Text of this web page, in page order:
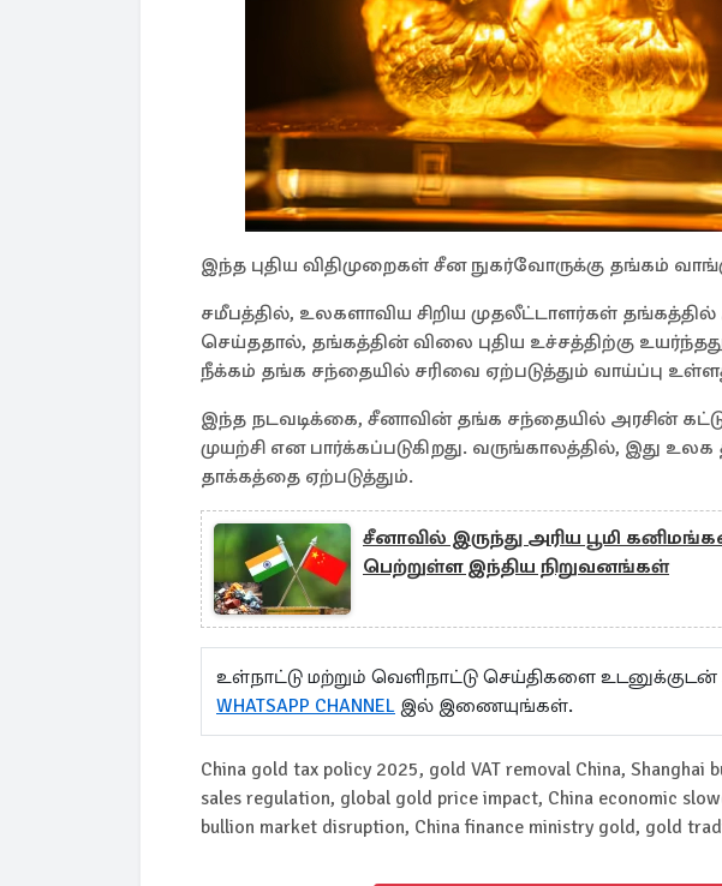
இந்த புதிய விதிமுறைகள் சீன நுகர்வோருக்கு தங்கம்
சமீபத்தில், உலகளாவிய சிறிய முதலீட்டாளர்கள்
செய்ததால், தங்கத்தின் விலை புதிய உச்சத்திற்கு
நீக்கம் தங்க சந்தையில் சரிவை ஏற்படுத்தும் வாய்ப்பு
இந்த நடவடிக்கை, சீனாவின் தங்க சந்தையில் அரசின்
முயற்சி என பார்க்கப்படுகிறது. வருங்காலத்தில், இது
தாக்கத்தை ஏற்படுத்தும்.
சீனாவில் இருந்து அரிய பூமி
பெற்றுள்ள இந்திய நிறுவனங்கள்
உள்நாட்டு மற்றும் வெளிநாட்டு செய்திகளை
WHATSAPP CHANNEL இல் இணையுங்கள்.
China gold tax policy 2025, gold VAT removal China, Shanghai
sales regulation, global gold price impact, China economic
bullion market disruption, China finance ministry gold, gold